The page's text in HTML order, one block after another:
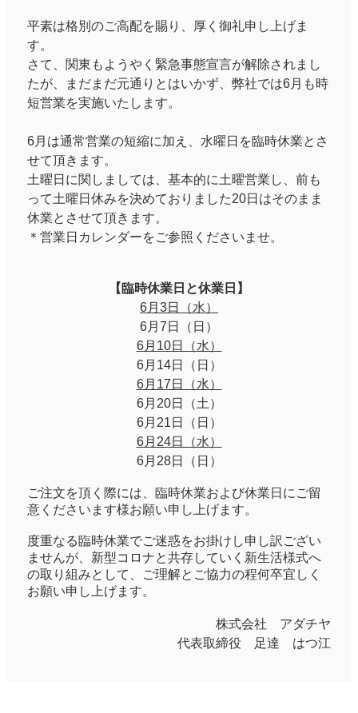
平素は格別のご高配を賜り、厚く御礼申し上げま
す。
さて、関東もようやく緊急事態宣言が解除されまし
たが、まだまだ元通りとはいかず、弊社では6月も時
短営業を実施いたします。
6月は通常営業の短縮に加え、水曜日を臨時休業とさ
せて頂きます。
土曜日に関しましては、基本的に土曜営業し、前も
って土曜日休みを決めておりました20日はそのまま
休業とさせて頂きます。
＊営業日カレンダーをご参照くださいませ。
【臨時休業日と休業日】
6月3日（水）
6月7日（日）
6月10日（水）
6月14日（日）
6月17日（水）
6月20日（土）
6月21日（日）
6月24日（水）
6月28日（日）
ご注文を頂く際には、臨時休業および休業日にご留
意くださいます様お願い申し上げます。
度重なる臨時休業でご迷惑をお掛けし申し訳ござい
ませんが、新型コロナと共存していく新生活様式へ
の取り組みとして、ご理解とご協力の程何卒宜しく
お願い申し上げます。
株式会社 アダチヤ
代表取締役 足達 はつ江